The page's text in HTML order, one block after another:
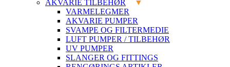
AKVARIE TILBEHØR
VARMELEGMER
AKVARIE PUMPER
SVAMPE OG FILTERMEDIE
LUFT PUMPER / TILBEHØR
UV PUMPER
SLANGER OG FITTINGS